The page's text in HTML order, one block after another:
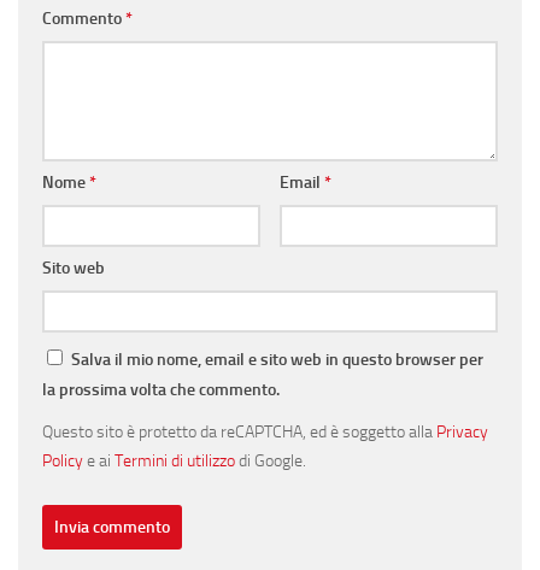
Commento*
Nome* Email *
Sito web
Salva il mio nome, email e sito web in questo browser per
la prossima volta che commento.
Questo sito è protetto da reCAPTCHA, ed è soggetto alla Privacy
Policye ai Termini di utilizzodi Google.